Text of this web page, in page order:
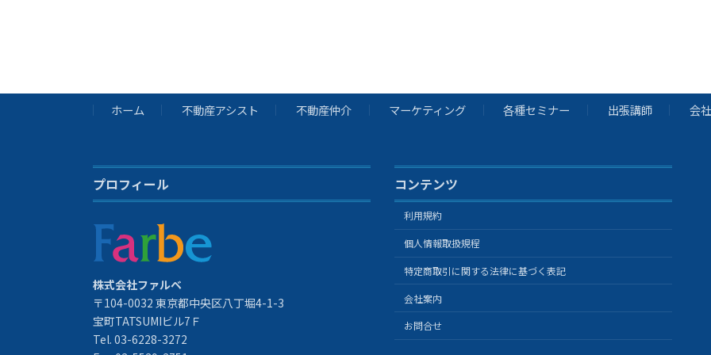
ホーム 不動産アシスト 不動産仲介 マーケティング 各種セミナー 出張講師 会
プロフィール
株式会社ファルベ
〒104-0032 東京都中央区八丁堀4-1-3
宝町TATSUMIビル7Ｆ
Tel. 03-6228-3272
コンテンツ
利用規約
個人情報取扱規程
特定商取引に関する法律に基づく表記
会社案内
お問合せ